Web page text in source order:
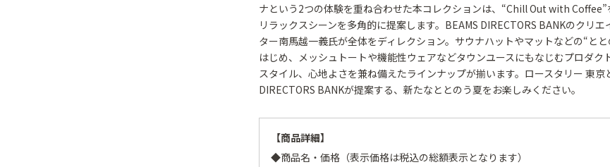
ナという2つの体験を重ね合わせた本コレクションは、“Chill Out with Coffee”
リラックスシーンを多角的に提案します。BEAMS DIRECTORS BANKのクリエ
ター南馬越一義氏が全体をディレクション。サウナハットやマットなどの“と
はじめ、メッシュトートや機能性ウェアなどタウンユースにもなじむプロダク
スタイル、心地よさを兼ね備えたラインナップが揃います。ロースタリー 東京
DIRECTORS BANKが提案する、新たなととのう夏をお楽しみください。
【商品詳細】
◆商品名・価格（表示価格は税込の総額表示となります）